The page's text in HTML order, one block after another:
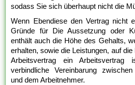
sodass Sie sich überhaupt nicht die
Wenn Ebendiese den Vertrag nicht
Gründe für Die Aussetzung oder
enthält auch die Höhe des Gehalts,
erhalten, sowie die Leistungen, auf
Arbeitsvertrag ein
verbindliche Vereinbarung
und dem Arbeitnehmer.